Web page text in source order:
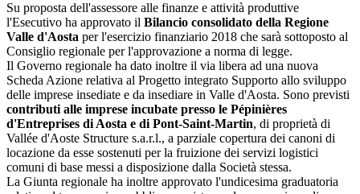
Su proposta dell'assessore alle finanze e attività produttive
l'Esecutivo ha approvato il Bilancio consolidato della Regione
Valle d'Aosta per l'esercizio finanziario 2018 che sarà sottoposto al
Consiglio regionale per l'approvazione a norma di legge.
Il Governo regionale ha dato inoltre il via libera ad una nuova
Scheda Azione relativa al Progetto integrato Supporto allo sviluppo
delle imprese insediate e da insediare in Valle d'Aosta. Sono previsti
contributi alle imprese incubate presso le Pépinières
d'Entreprises di Aosta e di Pont-Saint-Martin, di proprietà di
Vallée d'Aoste Structure s.a.r.l., a parziale copertura dei canoni di
locazione da esse sostenuti per la fruizione dei servizi logistici
comuni di base messi a disposizione dalla Società stessa.
La Giunta regionale ha inoltre approvato l'undicesima graduatoria